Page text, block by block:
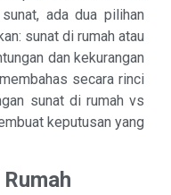
ada dua pilihan
sunat di rumah atau
dan kekurangan
secara rinci
sunat di rumah vs
keputusan yang